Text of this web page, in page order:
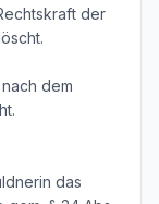
der
dem
das